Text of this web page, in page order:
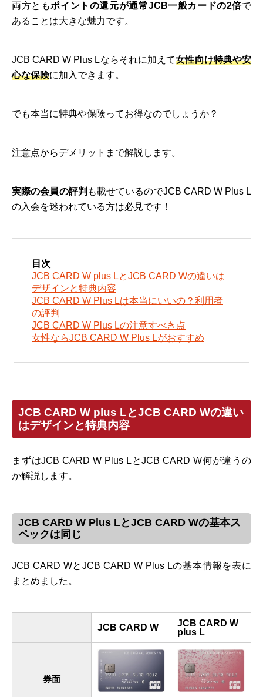
両方ともポイントの還元が通常JCB一般カードの2倍で
あることは大きな魅力です。
JCB CARD W Plus Lならそれに加えて女性向け特典や安
心な保険に加入できます。
でも本当に特典や保険ってお得なのでしょうか？
注意点からデメリットまで解説します。
実際の会員の評判 も載せているのでJCB CARD W Plus L
の入会を迷われている方は必見です！
目次
JCB CARD W plus LとJCB CARD Wの違いは
デザインと特典内容
JCB CARD W Plus Lは本当にいいの？利用者
の評判
JCB CARD W Plus Lの注意すべき点
女性ならJCB CARD W Plus Lがおすすめ
JCB CARD W plus LとJCB CARD Wの違い
はデザインと特典内容
まずはJCB CARD W Plus LとJCB CARD W何が違うの
か解説します。
JCB CARD W Plus LとJCB CARD Wの基本ス
ペックは同じ
JCB CARD WとJCB CARD W Plus Lの基本情報を表に
まとめました。
JCB CARD W
JCB CARD W
plus L
券面